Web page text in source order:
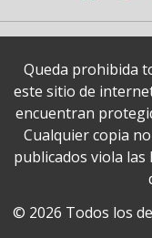
Queda prohibida
este sitio de
encuentran
Cualquier copia
publicados viola las
© 2026 Todos los